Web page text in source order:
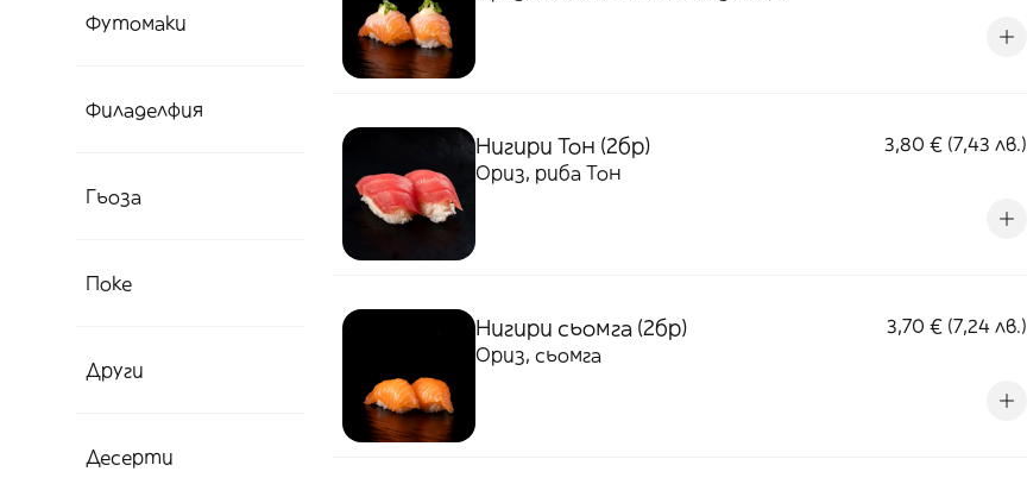
Футомаки
Филаделфия
Гьоза
Поке
Други
Десерти
Нигири Тон (2бр)
3,80 € (7,43 лв.)
Ориз, риба Тон
Нигири сьомга (2бр)
3,70 € (7,24 лв.)
Ориз, сьомга